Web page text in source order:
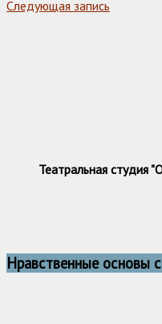
Следующая запись
Театральная студия
Нравственные основы